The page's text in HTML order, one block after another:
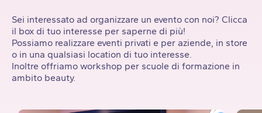
Sei interessato ad organizzare un evento con noi? Clicca
il box di tuo interesse per saperne di più!
Possiamo realizzare eventi privati e per aziende, in store
o in una qualsiasi location di tuo interesse.
Inoltre offriamo workshop per scuole di formazione in
ambito beauty.